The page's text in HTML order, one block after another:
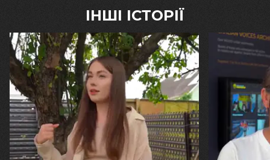
ІНШІ ІСТОРІЇ
30.07.2026
29.07.2026